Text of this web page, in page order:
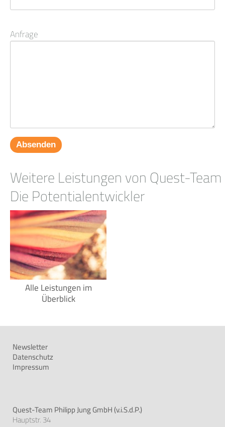
Anfrage
Absenden
Weitere Leistungen von Quest-Team
Die Potentialentwickler
Alle Leistungen im
Überblick
Newsletter
Datenschutz
Impressum
Quest-Team Philipp Jung GmbH (v.i.S.d.P.)
Hauptstr. 34